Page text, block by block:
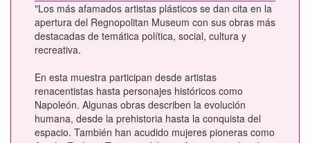
"Los más afamados artistas plásticos se dan cita en la
apertura del Regnopolitan Museum con sus obras más
destacadas de temática política, social, cultura y
recreativa.
En esta muestra participan desde artistas
renacentistas hasta personajes históricos como
Napoleón. Algunas obras describen la evolución
humana, desde la prehistoria hasta la conquista del
espacio. También han acudido mujeres pioneras como